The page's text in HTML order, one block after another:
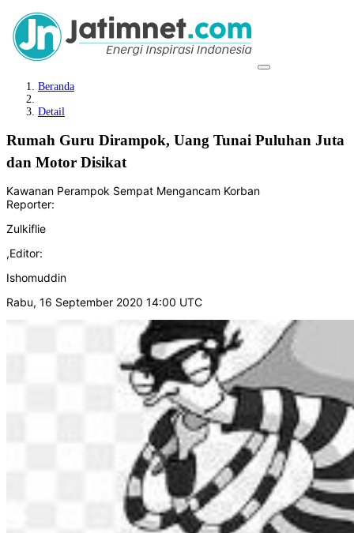
Beranda
Detail
Rumah Guru Dirampok, Uang Tunai Puluhan Juta
dan Motor Disikat
Kawanan Perampok Sempat Mengancam Korban
Reporter:
Zulkiflie
,Editor:
Ishomuddin
Rabu, 16 September 2020 14:00 UTC